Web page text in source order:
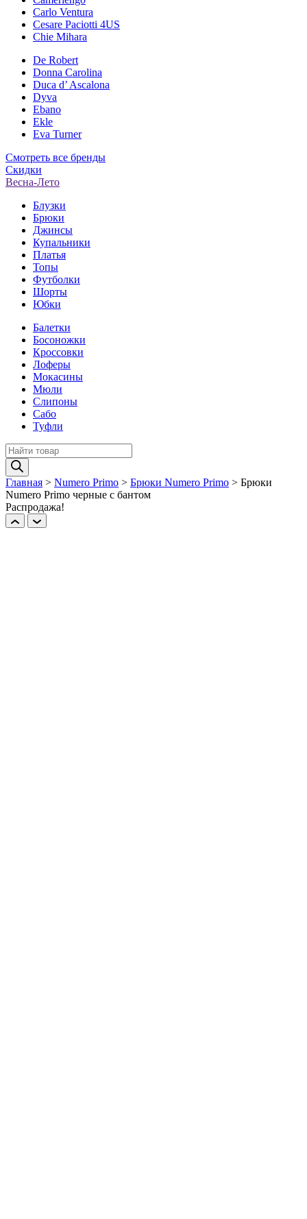
Carlo Ventura
Cesare Paciotti 4US
Chie Mihara
De Robert
Donna Carolina
Duca d’ Ascalona
Dyva
Ebano
Ekle
Eva Turner
Смотреть все бренды
Скидки
Весна-Лето
Блузки
Брюки
Джинсы
Купальники
Платья
Топы
Футболки
Шорты
Юбки
Балетки
Босоножки
Кроссовки
Лоферы
Мокасины
Мюли
Слипоны
Сабо
Туфли
Поиск
товаров
Главная > Numero Primo > Брюки Numero Primo > Брюки
Numero Primo черные с бантом
Распродажа!